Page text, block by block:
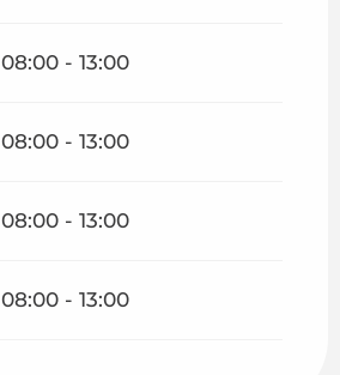
08:00 - 13:00
08:00 - 13:00
08:00 - 13:00
08:00 - 13:00